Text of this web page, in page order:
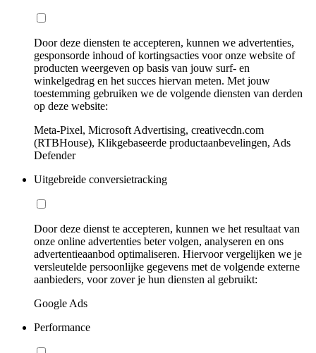
Door deze diensten te accepteren, kunnen we advertenties,
gesponsorde inhoud of kortingsacties voor onze website of
producten weergeven op basis van jouw surf- en
winkelgedrag en het succes hiervan meten. Met jouw
toestemming gebruiken we de volgende diensten van derden
op deze website:
Meta-Pixel, Microsoft Advertising, creativecdn.com
(RTBHouse), Klikgebaseerde productaanbevelingen, Ads
Defender
Uitgebreide conversietracking
Door deze dienst te accepteren, kunnen we het resultaat van
onze online advertenties beter volgen, analyseren en ons
advertentieaanbod optimaliseren. Hiervoor vergelijken we je
versleutelde persoonlijke gegevens met de volgende externe
aanbieders, voor zover je hun diensten al gebruikt:
Google Ads
Performance